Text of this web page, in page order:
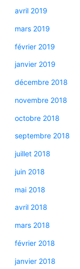
avril 2019
mars 2019
février 2019
janvier 2019
décembre 2018
novembre 2018
octobre 2018
septembre 2018
juillet 2018
juin 2018
mai 2018
avril 2018
mars 2018
février 2018
janvier 2018